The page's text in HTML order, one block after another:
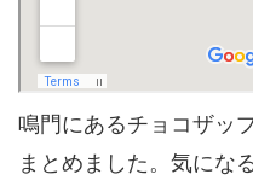
鳴門にあるチョコザッ
まとめました。気にな